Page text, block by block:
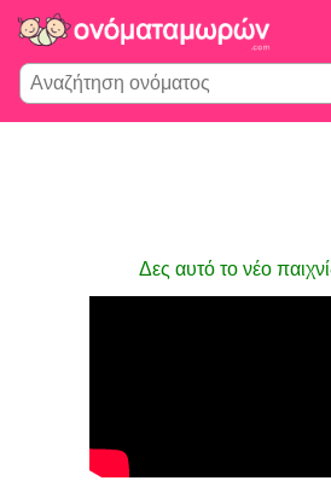
Δες αυτό το νέο